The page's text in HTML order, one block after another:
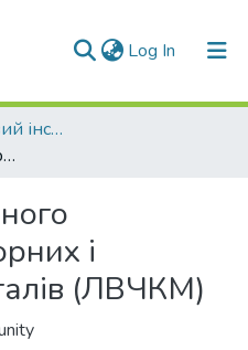
Log In (current)
Навчально-науковий інститут матеріалознавства та зварювання ім. Є.О. Патона (НН ІМЗ ім. Є.О. Патона)
Кафедра ливарного виробництва чорних і кольорових металів (ЛВЧКМ)
і
(ЛВЧКМ)